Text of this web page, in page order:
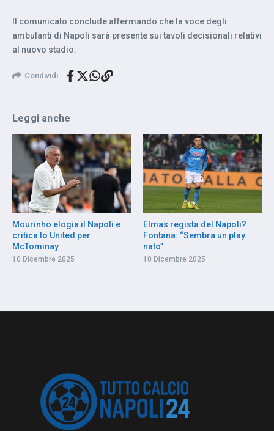
Il comunicato conclude affermando che la voce degli
ambulanti di Napoli sarà presente sui tavoli decisionali relativi
al nuovo stadio.
Condividi
Leggi anche
Mourinho elogia il Napoli e
critica lo United per
McTominay
10 Dicembre 2025
Elmas regista del Napoli?
Fontana: “Sembra un play
nato”
10 Dicembre 2025